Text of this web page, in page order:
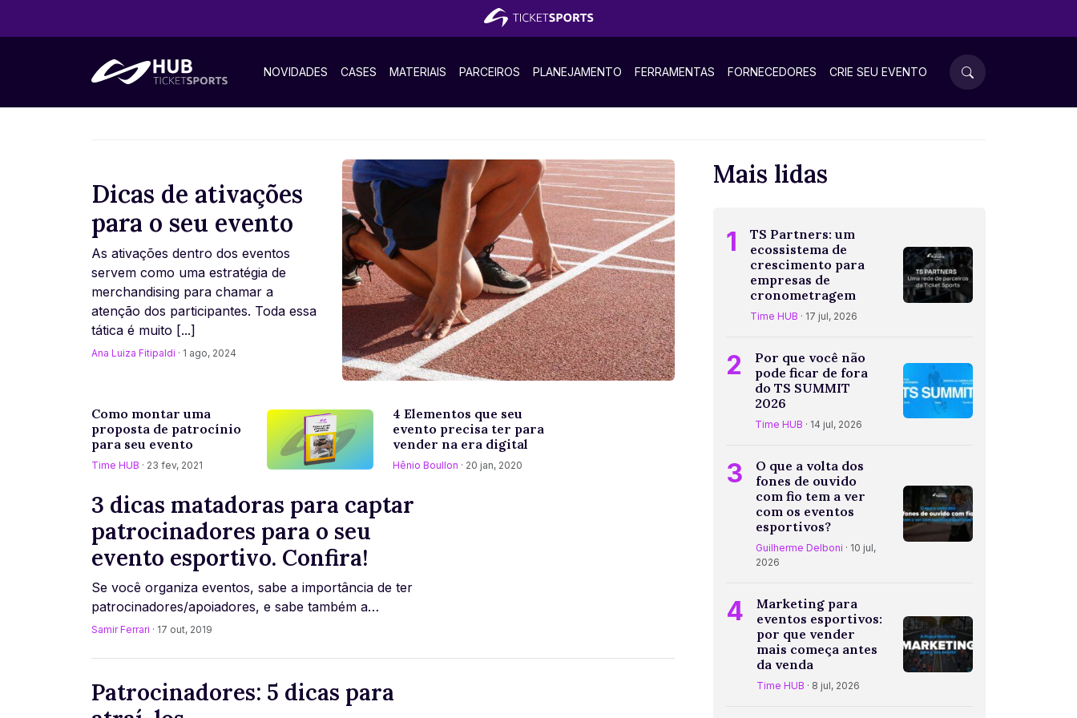
NOVIDADES CASES MATERIAIS PARCEIROS PLANEJAMENTO FERRAMENTAS FORNECEDORES CRIE SEU EVENTO
Dicas de ativações
para o seu evento
As ativações dentro dos eventos
servem como uma estratégia de
merchandising para chamar a
atenção dos participantes. Toda essa
tática é muito [...]
Ana Luiza Fitipaldi · 1 ago, 2024
Como montar uma
proposta de patrocínio
para seu evento
Time HUB · 23 fev, 2021
4 Elementos que seu
evento precisa ter para
vender na era digital
Hênio Boullon · 20 jan, 2020
3 dicas matadoras para captar
patrocinadores para o seu
evento esportivo. Confira!
Se você organiza eventos, sabe a importância de ter
patrocinadores/apoiadores, e sabe também a
escassez que o mercado vive deste “público”, c [...]
Samir Ferrari · 17 out, 2019
Patrocinadores: 5 dicas para
Mais lidas
1
TS Partners: um
ecossistema de
crescimento para
empresas de
cronometragem
Time HUB · 17 jul, 2026
2
Por que você não
pode ficar de fora
do TS SUMMIT
2026
Time HUB · 14 jul, 2026
3
O que a volta dos
fones de ouvido
com fio tem a ver
com os eventos
esportivos?
Guilherme Delboni · 10 jul,
2026
4
Marketing para
eventos esportivos:
por que vender
mais começa antes
da venda
Time HUB · 8 jul, 2026